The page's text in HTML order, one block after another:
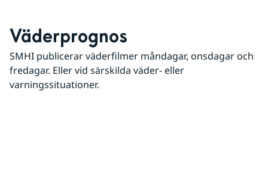
Väderprognos
SMHI publicerar väderfilmer måndagar, onsdagar och
fredagar. Eller vid särskilda väder- eller
varningssituationer.